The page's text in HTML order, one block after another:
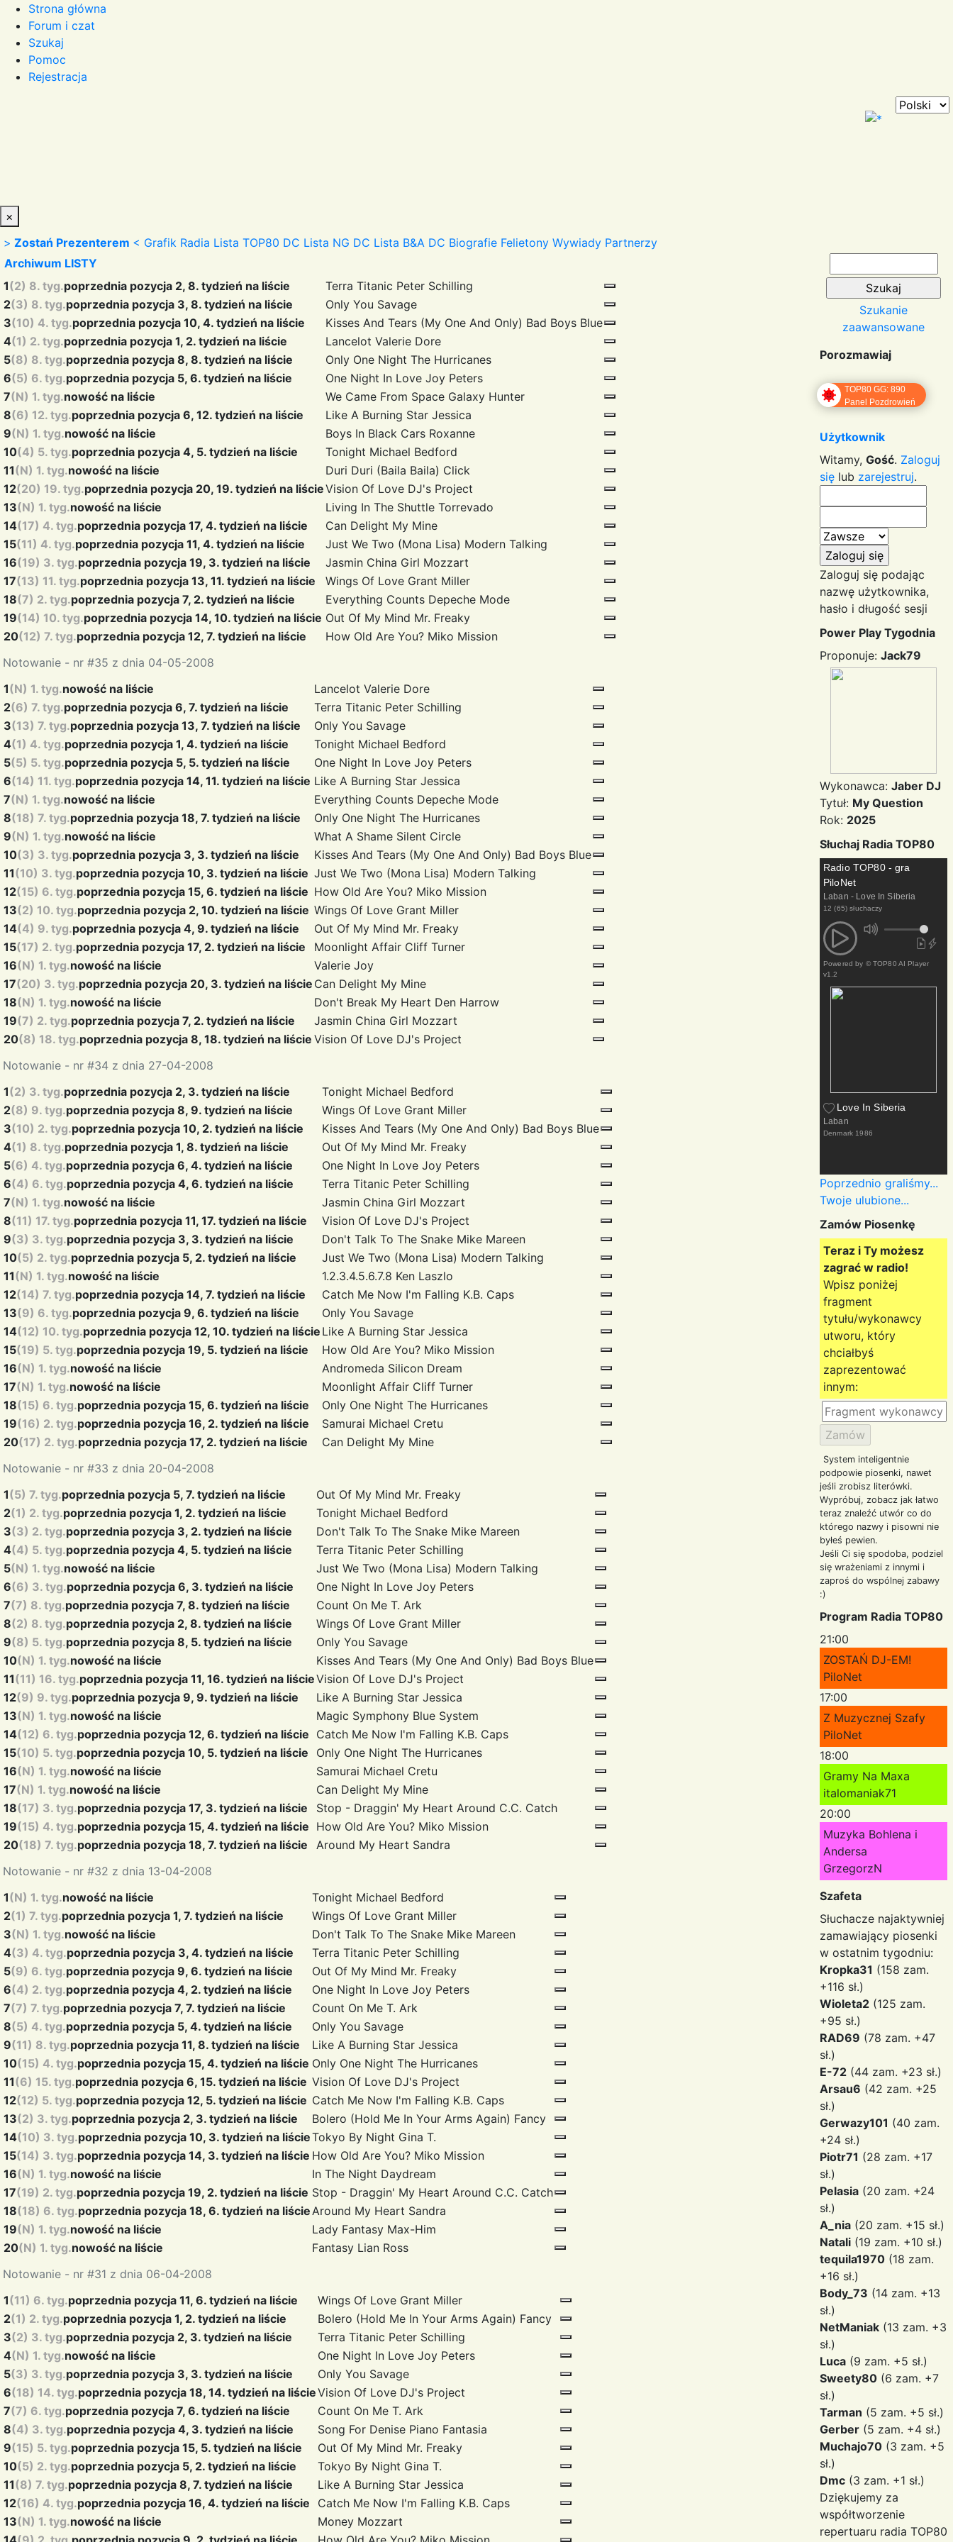
Strona główna
Forum i czat
Szukaj
Pomoc
Rejestracja
×
> Zostań Prezenterem < Grafik Radia Lista TOP80 DC Lista NG DC Lista B&A DC Biografie Felietony Wywiady Partnerzy
Archiwum LISTY
Notowanie - nr #35 z dnia 04-05-2008
1(2) 8. tyg.poprzednia pozycja 2, 8. tydzień na liście Terra Titanic Peter Schilling
2(3) 8. tyg.poprzednia pozycja 3, 8. tydzień na liście Only You Savage
3(10) 4. tyg.poprzednia pozycja 10, 4. tydzień na liście Kisses And Tears (My One And Only) Bad Boys Blue
4(1) 2. tyg.poprzednia pozycja 1, 2. tydzień na liście Lancelot Valerie Dore
5(8) 8. tyg.poprzednia pozycja 8, 8. tydzień na liście Only One Night The Hurricanes
6(5) 6. tyg.poprzednia pozycja 5, 6. tydzień na liście One Night In Love Joy Peters
7(N) 1. tyg.nowość na liście We Came From Space Galaxy Hunter
8(6) 12. tyg.poprzednia pozycja 6, 12. tydzień na liście Like A Burning Star Jessica
9(N) 1. tyg.nowość na liście Boys In Black Cars Roxanne
10(4) 5. tyg.poprzednia pozycja 4, 5. tydzień na liście Tonight Michael Bedford
11(N) 1. tyg.nowość na liście Duri Duri (Baila Baila) Click
12(20) 19. tyg.poprzednia pozycja 20, 19. tydzień na liścieVision Of Love DJ's Project
13(N) 1. tyg.nowość na liście Living In The Shuttle Torrevado
14(17) 4. tyg.poprzednia pozycja 17, 4. tydzień na liście Can Delight My Mine
15(11) 4. tyg.poprzednia pozycja 11, 4. tydzień na liście Just We Two (Mona Lisa) Modern Talking
16(19) 3. tyg.poprzednia pozycja 19, 3. tydzień na liście Jasmin China Girl Mozzart
17(13) 11. tyg.poprzednia pozycja 13, 11. tydzień na liście Wings Of Love Grant Miller
18(7) 2. tyg.poprzednia pozycja 7, 2. tydzień na liście Everything Counts Depeche Mode
19(14) 10. tyg.poprzednia pozycja 14, 10. tydzień na liście Out Of My Mind Mr. Freaky
20(12) 7. tyg.poprzednia pozycja 12, 7. tydzień na liście How Old Are You? Miko Mission
Notowanie - nr #34 z dnia 27-04-2008
1(N) 1. tyg.nowość na liście Lancelot Valerie Dore
2(6) 7. tyg.poprzednia pozycja 6, 7. tydzień na liście Terra Titanic Peter Schilling
3(13) 7. tyg.poprzednia pozycja 13, 7. tydzień na liście Only You Savage
4(1) 4. tyg.poprzednia pozycja 1, 4. tydzień na liście Tonight Michael Bedford
5(5) 5. tyg.poprzednia pozycja 5, 5. tydzień na liście One Night In Love Joy Peters
6(14) 11. tyg.poprzednia pozycja 14, 11. tydzień na liście Like A Burning Star Jessica
7(N) 1. tyg.nowość na liście Everything Counts Depeche Mode
8(18) 7. tyg.poprzednia pozycja 18, 7. tydzień na liście Only One Night The Hurricanes
9(N) 1. tyg.nowość na liście What A Shame Silent Circle
10(3) 3. tyg.poprzednia pozycja 3, 3. tydzień na liście Kisses And Tears (My One And Only) Bad Boys Blue
11(10) 3. tyg.poprzednia pozycja 10, 3. tydzień na liście Just We Two (Mona Lisa) Modern Talking
12(15) 6. tyg.poprzednia pozycja 15, 6. tydzień na liście How Old Are You? Miko Mission
13(2) 10. tyg.poprzednia pozycja 2, 10. tydzień na liście Wings Of Love Grant Miller
14(4) 9. tyg.poprzednia pozycja 4, 9. tydzień na liście Out Of My Mind Mr. Freaky
15(17) 2. tyg.poprzednia pozycja 17, 2. tydzień na liście Moonlight Affair Cliff Turner
16(N) 1. tyg.nowość na liście Valerie Joy
17(20) 3. tyg.poprzednia pozycja 20, 3. tydzień na liście Can Delight My Mine
18(N) 1. tyg.nowość na liście Don't Break My Heart Den Harrow
19(7) 2. tyg.poprzednia pozycja 7, 2. tydzień na liście Jasmin China Girl Mozzart
20(8) 18. tyg.poprzednia pozycja 8, 18. tydzień na liście Vision Of Love DJ's Project
Notowanie - nr #33 z dnia 20-04-2008
1(2) 3. tyg.poprzednia pozycja 2, 3. tydzień na liście Tonight Michael Bedford
2(8) 9. tyg.poprzednia pozycja 8, 9. tydzień na liście Wings Of Love Grant Miller
3(10) 2. tyg.poprzednia pozycja 10, 2. tydzień na liście Kisses And Tears (My One And Only) Bad Boys Blue
4(1) 8. tyg.poprzednia pozycja 1, 8. tydzień na liście Out Of My Mind Mr. Freaky
5(6) 4. tyg.poprzednia pozycja 6, 4. tydzień na liście One Night In Love Joy Peters
6(4) 6. tyg.poprzednia pozycja 4, 6. tydzień na liście Terra Titanic Peter Schilling
7(N) 1. tyg.nowość na liście Jasmin China Girl Mozzart
8(11) 17. tyg.poprzednia pozycja 11, 17. tydzień na liście Vision Of Love DJ's Project
9(3) 3. tyg.poprzednia pozycja 3, 3. tydzień na liście Don't Talk To The Snake Mike Mareen
10(5) 2. tyg.poprzednia pozycja 5, 2. tydzień na liście Just We Two (Mona Lisa) Modern Talking
11(N) 1. tyg.nowość na liście 1.2.3.4.5.6.7.8 Ken Laszlo
12(14) 7. tyg.poprzednia pozycja 14, 7. tydzień na liście Catch Me Now I'm Falling K.B. Caps
13(9) 6. tyg.poprzednia pozycja 9, 6. tydzień na liście Only You Savage
14(12) 10. tyg.poprzednia pozycja 12, 10. tydzień na liście Like A Burning Star Jessica
15(19) 5. tyg.poprzednia pozycja 19, 5. tydzień na liście How Old Are You? Miko Mission
16(N) 1. tyg.nowość na liście Andromeda Silicon Dream
17(N) 1. tyg.nowość na liście Moonlight Affair Cliff Turner
18(15) 6. tyg.poprzednia pozycja 15, 6. tydzień na liście Only One Night The Hurricanes
19(16) 2. tyg.poprzednia pozycja 16, 2. tydzień na liście Samurai Michael Cretu
20(17) 2. tyg.poprzednia pozycja 17, 2. tydzień na liście Can Delight My Mine
Notowanie - nr #32 z dnia 13-04-2008
1(5) 7. tyg.poprzednia pozycja 5, 7. tydzień na liście Out Of My Mind Mr. Freaky
2(1) 2. tyg.poprzednia pozycja 1, 2. tydzień na liście Tonight Michael Bedford
3(3) 2. tyg.poprzednia pozycja 3, 2. tydzień na liście Don't Talk To The Snake Mike Mareen
4(4) 5. tyg.poprzednia pozycja 4, 5. tydzień na liście Terra Titanic Peter Schilling
5(N) 1. tyg.nowość na liście Just We Two (Mona Lisa) Modern Talking
6(6) 3. tyg.poprzednia pozycja 6, 3. tydzień na liście One Night In Love Joy Peters
7(7) 8. tyg.poprzednia pozycja 7, 8. tydzień na liście Count On Me T. Ark
8(2) 8. tyg.poprzednia pozycja 2, 8. tydzień na liście Wings Of Love Grant Miller
9(8) 5. tyg.poprzednia pozycja 8, 5. tydzień na liście Only You Savage
10(N) 1. tyg.nowość na liście Kisses And Tears (My One And Only) Bad Boys Blue
11(11) 16. tyg.poprzednia pozycja 11, 16. tydzień na liścieVision Of Love DJ's Project
12(9) 9. tyg.poprzednia pozycja 9, 9. tydzień na liście Like A Burning Star Jessica
13(N) 1. tyg.nowość na liście Magic Symphony Blue System
14(12) 6. tyg.poprzednia pozycja 12, 6. tydzień na liście Catch Me Now I'm Falling K.B. Caps
15(10) 5. tyg.poprzednia pozycja 10, 5. tydzień na liście Only One Night The Hurricanes
16(N) 1. tyg.nowość na liście Samurai Michael Cretu
17(N) 1. tyg.nowość na liście Can Delight My Mine
18(17) 3. tyg.poprzednia pozycja 17, 3. tydzień na liście Stop - Draggin' My Heart Around C.C. Catch
19(15) 4. tyg.poprzednia pozycja 15, 4. tydzień na liście How Old Are You? Miko Mission
20(18) 7. tyg.poprzednia pozycja 18, 7. tydzień na liście Around My Heart Sandra
Notowanie - nr #31 z dnia 06-04-2008
1(N) 1. tyg.nowość na liście Tonight Michael Bedford
2(1) 7. tyg.poprzednia pozycja 1, 7. tydzień na liście Wings Of Love Grant Miller
3(N) 1. tyg.nowość na liście Don't Talk To The Snake Mike Mareen
4(3) 4. tyg.poprzednia pozycja 3, 4. tydzień na liście Terra Titanic Peter Schilling
5(9) 6. tyg.poprzednia pozycja 9, 6. tydzień na liście Out Of My Mind Mr. Freaky
6(4) 2. tyg.poprzednia pozycja 4, 2. tydzień na liście One Night In Love Joy Peters
7(7) 7. tyg.poprzednia pozycja 7, 7. tydzień na liście Count On Me T. Ark
8(5) 4. tyg.poprzednia pozycja 5, 4. tydzień na liście Only You Savage
9(11) 8. tyg.poprzednia pozycja 11, 8. tydzień na liście Like A Burning Star Jessica
10(15) 4. tyg.poprzednia pozycja 15, 4. tydzień na liście Only One Night The Hurricanes
11(6) 15. tyg.poprzednia pozycja 6, 15. tydzień na liście Vision Of Love DJ's Project
12(12) 5. tyg.poprzednia pozycja 12, 5. tydzień na liście Catch Me Now I'm Falling K.B. Caps
13(2) 3. tyg.poprzednia pozycja 2, 3. tydzień na liście Bolero (Hold Me In Your Arms Again) Fancy
14(10) 3. tyg.poprzednia pozycja 10, 3. tydzień na liścieTokyo By Night Gina T.
15(14) 3. tyg.poprzednia pozycja 14, 3. tydzień na liście How Old Are You? Miko Mission
16(N) 1. tyg.nowość na liście In The Night Daydream
17(19) 2. tyg.poprzednia pozycja 19, 2. tydzień na liście Stop - Draggin' My Heart Around C.C. Catch
18(18) 6. tyg.poprzednia pozycja 18, 6. tydzień na liścieAround My Heart Sandra
19(N) 1. tyg.nowość na liście Lady Fantasy Max-Him
20(N) 1. tyg.nowość na liście Fantasy Lian Ross
1(11) 6. tyg.poprzednia pozycja 11, 6. tydzień na liście Wings Of Love Grant Miller
2(1) 2. tyg.poprzednia pozycja 1, 2. tydzień na liście Bolero (Hold Me In Your Arms Again) Fancy
3(2) 3. tyg.poprzednia pozycja 2, 3. tydzień na liście Terra Titanic Peter Schilling
4(N) 1. tyg.nowość na liście One Night In Love Joy Peters
5(3) 3. tyg.poprzednia pozycja 3, 3. tydzień na liście Only You Savage
6(18) 14. tyg.poprzednia pozycja 18, 14. tydzień na liścieVision Of Love DJ's Project
7(7) 6. tyg.poprzednia pozycja 7, 6. tydzień na liście Count On Me T. Ark
8(4) 3. tyg.poprzednia pozycja 4, 3. tydzień na liście Song For Denise Piano Fantasia
9(15) 5. tyg.poprzednia pozycja 15, 5. tydzień na liście Out Of My Mind Mr. Freaky
10(5) 2. tyg.poprzednia pozycja 5, 2. tydzień na liście Tokyo By Night Gina T.
11(8) 7. tyg.poprzednia pozycja 8, 7. tydzień na liście Like A Burning Star Jessica
12(16) 4. tyg.poprzednia pozycja 16, 4. tydzień na liście Catch Me Now I'm Falling K.B. Caps
13(N) 1. tyg.nowość na liście Money Mozzart
Szukanie
zaawansowane
Porozmawiaj
TOP80 GG: 890
Panel Pozdrowień
Użytkownik
Witamy, Gość. Zaloguj
się lub zarejestruj.
Zaloguj się podając
nazwę użytkownika,
hasło i długość sesji
Power Play Tygodnia
Proponuje: Jack79
Wykonawca: Jaber DJ
Tytuł: My Question
Rok: 2025
Słuchaj Radia TOP80
Radio TOP80 - gra
PiloNet
Laban - Love In Siberia
12 (65) słuchaczy
Powered by © TOP80 AI Player
v1.2
Love In Siberia
Laban
Denmark 1986
Poprzednio graliśmy...
Twoje ulubione...
Zamów Piosenkę
Teraz i Ty możesz
zagrać w radio!
Wpisz poniżej
fragment
tytułu/wykonawcy
utworu, który
chciałbyś
zaprezentować
innym:
System inteligentnie
podpowie piosenki, nawet
jeśli zrobisz literówki.
Wypróbuj, zobacz jak łatwo
teraz znaleźć utwór co do
którego nazwy i pisowni nie
byłeś pewien.
Jeśli Ci się spodoba, podziel
się wrażeniami z innymi i
zaproś do wspólnej zabawy
:)
Program Radia TOP80
21:00
ZOSTAŃ DJ-EM!
PiloNet
17:00
Z Muzycznej Szafy
PiloNet
18:00
Gramy Na Maxa
italomaniak71
20:00
Muzyka Bohlena i
Andersa
GrzegorzN
Szafeta
Słuchacze najaktywniej
zamawiający piosenki
w ostatnim tygodniu:
Kropka31 (158 zam.
+116 sł.)
Wioleta2 (125 zam.
+95 sł.)
RAD69 (78 zam. +47
sł.)
E-72 (44 zam. +23 sł.)
Arsau6 (42 zam. +25
sł.)
Gerwazy101 (40 zam.
+24 sł.)
Piotr71 (28 zam. +17
sł.)
Pelasia (20 zam. +24
sł.)
A_nia (20 zam. +15 sł.)
Natali (19 zam. +10 sł.)
tequila1970 (18 zam.
+16 sł.)
Body_73 (14 zam. +13
sł.)
NetManiak (13 zam. +3
sł.)
Luca (9 zam. +5 sł.)
Sweety80 (6 zam. +7
sł.)
Tarman (5 zam. +5 sł.)
Gerber (5 zam. +4 sł.)
Muchajo70 (3 zam. +5
sł.)
Dmc (3 zam. +1 sł.)
Dziękujemy za
współtworzenie
repertuaru radia TOP80